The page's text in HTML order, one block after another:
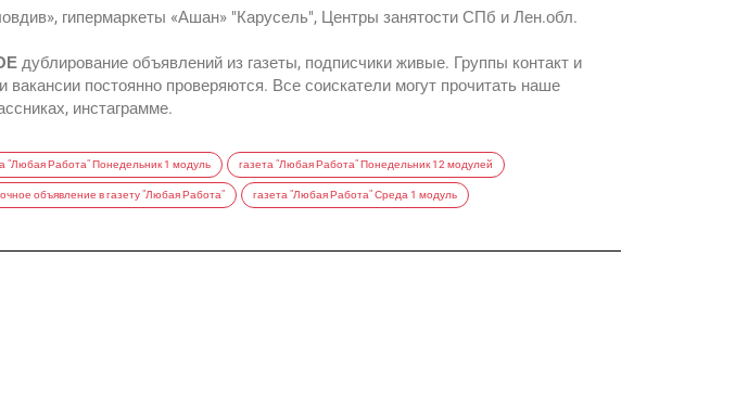
гипермаркеты «Ашан» "Карусель", Центры занятости СПб и Лен.обл.
дублирование объявлений из газеты, подписчики живые. Группы контакт и
постоянно проверяются. Все соискатели могут прочитать наше
инстаграмме.
"Любая Работа" Понедельник 1 модуль газета "Любая Работа" Понедельник 12 модулей
объявление в газету "Любая Работа" газета "Любая Работа" Среда 1 модуль